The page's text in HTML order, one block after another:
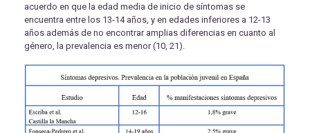
acuerdo en que la edad media de inicio de síntomas se
encuentra entre los 13-14 años, y en edades inferiores a 12-13
años además de no encontrar amplias diferencias en cuanto al
género, la prevalencia es menor (10, 21).